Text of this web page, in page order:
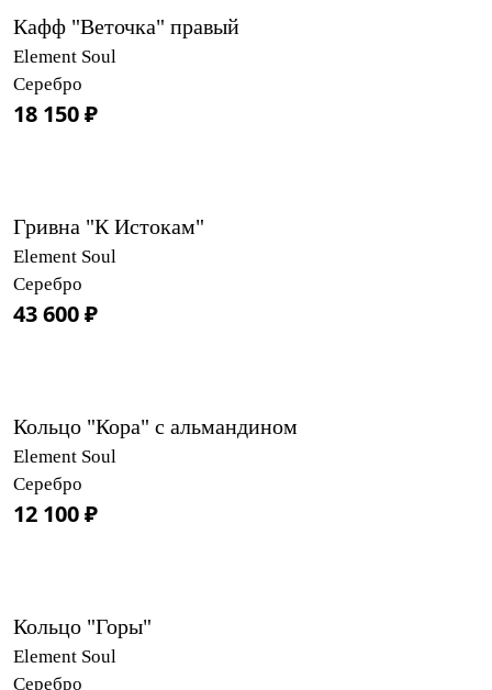
Кафф "Веточка" правый
Element Soul
Серебро
18 150 ₽
Гривна "К Истокам"
Element Soul
Серебро
43 600 ₽
Кольцо "Кора" с альмандином
Element Soul
Серебро
12 100 ₽
Кольцо "Горы"
Element Soul
Серебро